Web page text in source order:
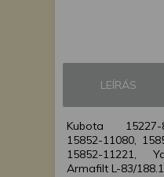
LEÍRÁS
Kubota 15227-
15852-11080,
15852-11221,
Armafilt L-83/188.1